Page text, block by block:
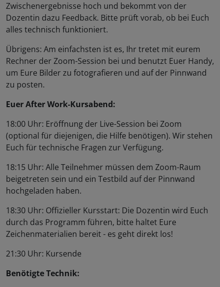
Zwischenergebnisse hoch und bekommt von der
Dozentin dazu Feedback. Bitte prüft vorab, ob bei Euch
alles technisch funktioniert.
Übrigens: Am einfachsten ist es, Ihr tretet mit eurem
Rechner der Zoom-Session bei und benutzt Euer Handy,
um Eure Bilder zu fotografieren und auf der Pinnwand
zu posten.
Euer After Work-Kursabend:
18:00 Uhr: Eröffnung der Live-Session bei Zoom
(optional für diejenigen, die Hilfe benötigen). Wir stehen
Euch für technische Fragen zur Verfügung.
18:15 Uhr: Alle Teilnehmer müssen dem Zoom-Raum
beigetreten sein und ein Testbild auf der Pinnwand
hochgeladen haben.
18:30 Uhr: Offizieller Kursstart: Die Dozentin wird Euch
durch das Programm führen, bitte haltet Eure
Zeichenmaterialien bereit - es geht direkt los!
21:30 Uhr: Kursende
Benötigte Technik: